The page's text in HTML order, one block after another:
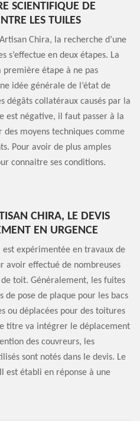
SCIENTIFIQUE DE
LES TUILES
Chira, la recherche d’une
s’effectue en deux étapes. La
première étape à ne pas
idée générale de l’état de
dégâts collatéraux causés par la
est négative, il faut passer à la
moyens techniques comme
Pour avoir de plus amples
connaitre ses conditions.
CHIRA, LE DEVIS
EN URGENCE
expérimentée en travaux de
avoir effectué de nombreuses
toit. Généralement, les fuites
pose de plaque pour les bacs
ou déplacées pour des toitures
titre va intégrer le déplacement
des couvreurs, les
sont notés dans le devis. Le
est établi en réponse à une